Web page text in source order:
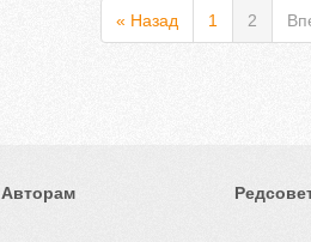
« Назад 1 2
Авторам